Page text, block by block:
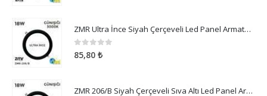
ZMR Ultra İnce Siyah Çerçeveli Led Panel Armatür 18W Günışığı
05 üzerinden
85,80 ₺
ZMR 206/B Siyah Çerçeveli Sıva Altı Led Panel Armatür 18W Günışığı